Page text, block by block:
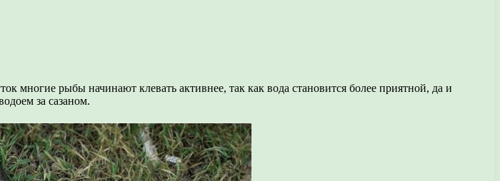
многие рыбы начинают клевать активнее, так как вода становится более приятной, да и
за сазаном.